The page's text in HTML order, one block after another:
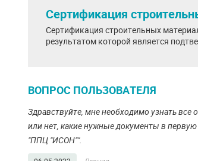
Сертификация
Сертификация строительных
результатом которой является
ВОПРОС ПОЛЬЗОВАТЕЛЯ
Здравствуйте, мне необходимо узнать
или нет, какие нужные документы в
"ППЦ "ИСОН"".